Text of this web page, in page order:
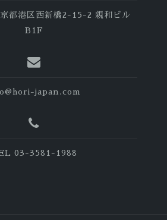
都港区西新橋2-15-2 親和ビル
B1F
japan.com
03-3581-1988